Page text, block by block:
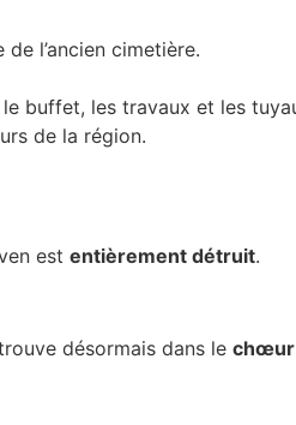
l’ancien cimetière.
le buffet, les travaux et les
de la région.
est entièrement détruit.
désormais dans le chœur